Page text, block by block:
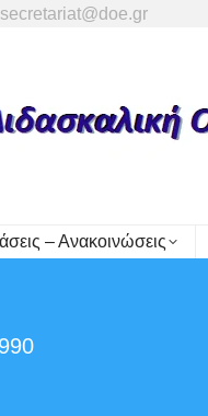
secretariat@doe.gr
– Ανακοινώσεις